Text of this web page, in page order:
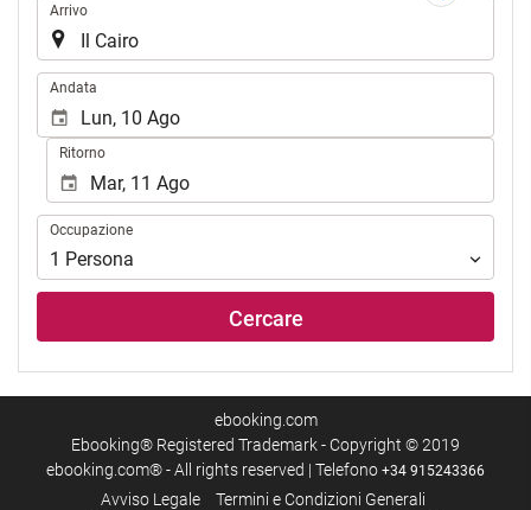
Arrivo
Andata
Ritorno
Occupazione
Occupazione
1 Persona
Cercare
ebooking.com
Ebooking® Registered Trademark - Copyright © 2019
ebooking.com® - All rights reserved | Telefono +34 915243366
Avviso Legale
Termini e Condizioni Generali